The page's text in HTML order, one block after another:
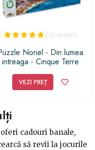
(72 voturi)
Noriel - Din lumea
intreaga - Cinque Terre
VEZI PREȚ
cadouri banale,
să revii la jocurile